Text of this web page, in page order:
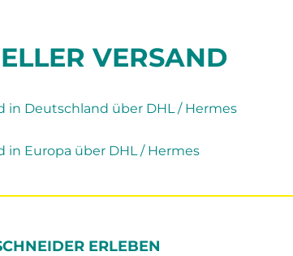
VERSAND
in Deutschland über DHL / Hermes
in Europa über DHL / Hermes
ERLEBEN